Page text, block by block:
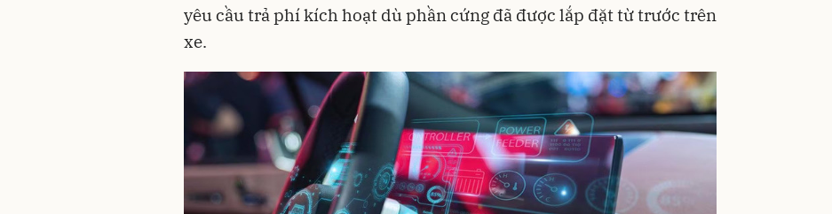
yêu cầu trả phí kích hoạt dù phần cứng đã được lắp đặt từ trước trên
xe.